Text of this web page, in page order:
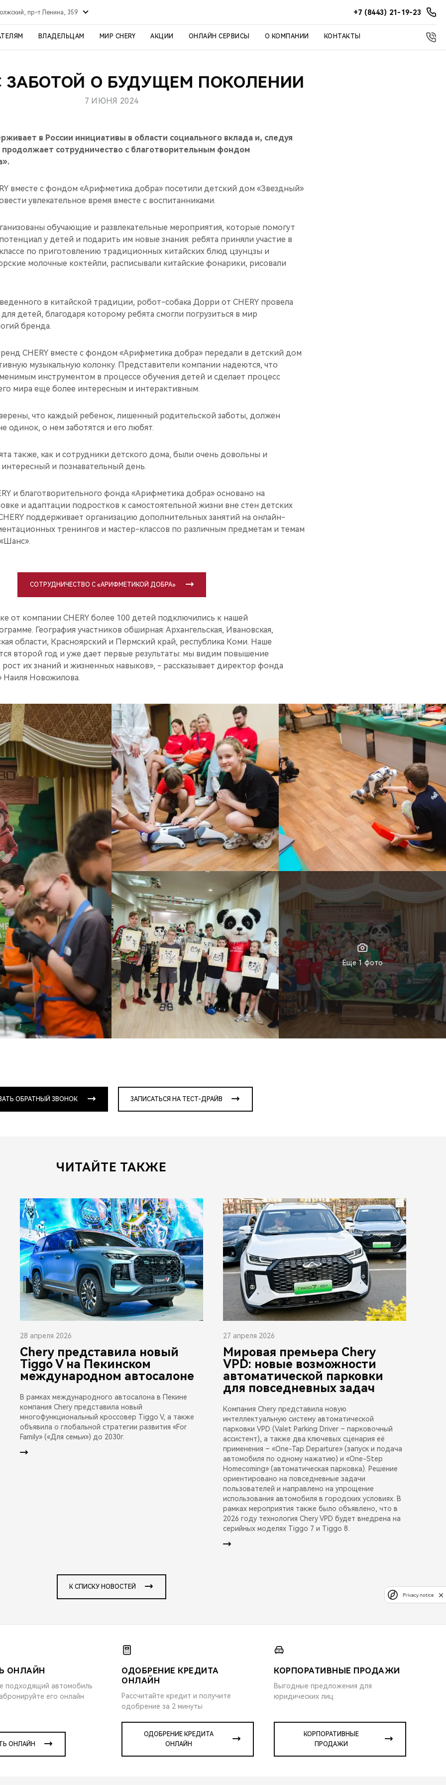
пр-т Ленина, 359 +7 (8443) 21-19-23
ВЛАДЕЛЬЦАМ МИР CHERY АКЦИИ ОНЛАЙН СЕРВИСЫ О КОМПАНИИ КОНТАКТЫ
С ЗАБОТОЙ О БУДУЩЕМ ПОКОЛЕНИИ
7 ИЮНЯ 2024
в России инициативы в области социального вклада и, следуя
сотрудничество с благотворительным фондом
вместе с фондом «Арифметика добра» посетили детский дом «Звездный»
увлекательное время вместе с воспитанниками.
обучающие и развлекательные мероприятия, которые помогут
у детей и подарить им новые знания: ребята приняли участие в
по приготовлению традиционных китайских блюд цзунцзы и
молочные коктейли, расписывали китайские фонарики, рисовали
в китайской традиции, робот-собака Дорри от CHERY провела
детей, благодаря которому ребята смогли погрузиться в мир
бренда.
CHERY вместе с фондом «Арифметика добра» передали в детский дом
музыкальную колонку. Представители компании надеются, что
инструментом в процессе обучения детей и сделает процесс
мира еще более интересным и интерактивным.
что каждый ребенок, лишенный родительской заботы, должен
одинок, о нем заботятся и его любят.
также, как и сотрудники детского дома, были очень довольны и
и познавательный день.
и благотворительного фонда «Арифметика добра» основано на
и адаптации подростков к самостоятельной жизни вне стен детских
поддерживает организацию дополнительных занятий на онлайн-
тренингов и мастер-классов по различным предметам и темам
СОТРУДНИЧЕСТВО С «АРИФМЕТИКОЙ ДОБРА»
от компании CHERY более 100 детей подключились к нашей
География участников обширная: Архангельская, Ивановская,
области, Красноярский и Пермский край, республика Коми. Наше
второй год и уже дает первые результаты: мы видим повышение
рост их знаний и жизненных навыков», - рассказывает директор фонда
Наиля Новожилова.
Еще 1 фото
ОБРАТНЫЙ ЗВОНОК ЗАПИСАТЬСЯ НА ТЕСТ-ДРАЙВ
ЧИТАЙТЕ ТАКЖЕ
28 апреля 2026
Chery представила новый
Tiggo V на Пекинском
международном автосалоне
В рамках международного автосалона в Пекине
компания Chery представила новый
многофункциональный кроссовер Tiggo V, а также
объявила о глобальной стратегии развития «For
Family» («Для семьи») до 2030г.
27 апреля 2026
Мировая премьера Chery
VPD: новые возможности
автоматической парковки
для повседневных задач
Компания Chery представила новую
интеллектуальную систему автоматической
парковки VPD (Valet Parking Driver – парковочный
ассистент), а также два ключевых сценария её
применения – «One-Tap Departure» (запуск и подача
автомобиля по одному нажатию) и «One-Step
Homecoming» (автоматическая парковка). Решение
ориентировано на повседневные задачи
пользователей и направлено на упрощение
использования автомобиля в городских условиях. В
рамках мероприятия также было объявлено, что в
2026 году технология Chery VPD будет внедрена на
серийных моделях Tiggo 7 и Tiggo 8.
К СПИСКУ НОВОСТЕЙ
ОНЛАЙН
подходящий автомобиль
его онлайн
ОНЛАЙН
ОДОБРЕНИЕ КРЕДИТА
ОНЛАЙН
Рассчитайте кредит и получите
одобрение за 2 минуты
ОДОБРЕНИЕ КРЕДИТА
ОНЛАЙН
КОРПОРАТИВНЫЕ ПРОДАЖИ
Выгодные предложения для
юридических лиц
КОРПОРАТИВНЫЕ
ПРОДАЖИ
Privacy notice